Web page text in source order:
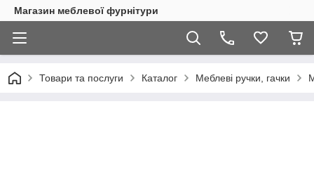
Магазин меблевої фурнітури
Товари та послуги Каталог Меблеві ручки, гачки